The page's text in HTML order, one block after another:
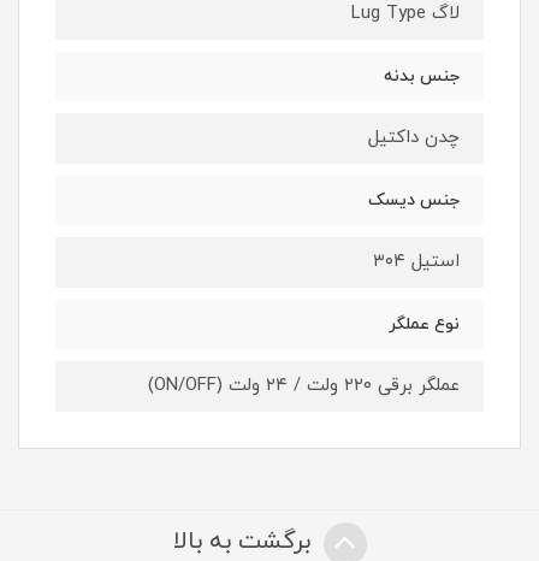
لاگ Lug Type
جنس بدنه
چدن داکتيل
جنس دیسک
استیل ۳۰۴
نوع عملگر
عملگر برقی ۲۲۰ ولت / ۲۴ ولت (ON/OFF)
برگشت به بالا